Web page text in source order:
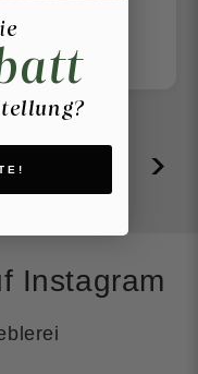
und ein
Instagram